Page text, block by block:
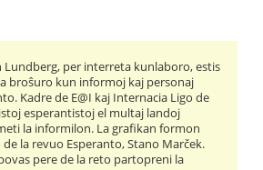
Lundberg, per interreta kunlaboro, estis
broŝuro kun informoj kaj personaj
Kadre de E@I kaj Internacia Ligo de
esperantistoj el multaj landoj
la informilon. La grafikan formon
la revuo Esperanto, Stano Marček.
pere de la reto partopreni la